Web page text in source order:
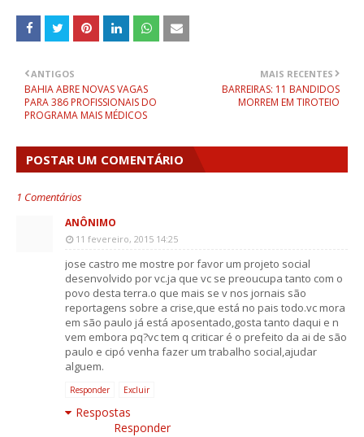
MAIS RECENTES
BARREIRAS: 11 BANDIDOS
MORREM EM TIROTEIO
ANTIGOS
BAHIA ABRE NOVAS VAGAS
PARA 386 PROFISSIONAIS DO
PROGRAMA MAIS MÉDICOS
POSTAR UM COMENTÁRIO
1 Comentários
ANÔNIMO
11 fevereiro, 2015 14:25
jose castro me mostre por favor um projeto social
desenvolvido por vc.ja que vc se preoucupa tanto com o
povo desta terra.o que mais se v nos jornais são
reportagens sobre a crise,que está no pais todo.vc mora
em são paulo já está aposentado,gosta tanto daqui e n
vem embora pq?vc tem q criticar é o prefeito da ai de são
paulo e cipó venha fazer um trabalho social,ajudar
alguem.
Responder Excluir
Respostas
Responder